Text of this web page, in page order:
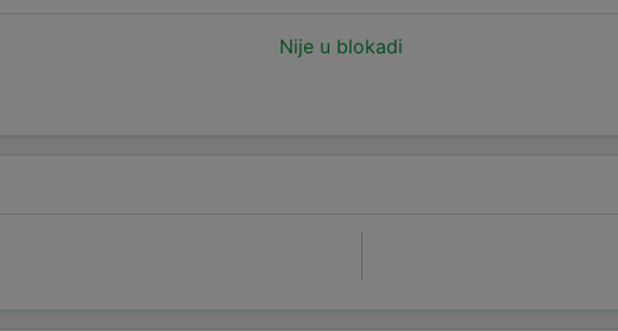
Nije u blokadi